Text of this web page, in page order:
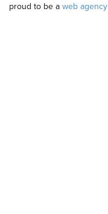
proud to be a web agency